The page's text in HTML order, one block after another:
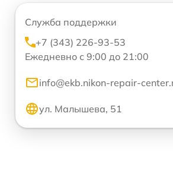
Служба поддержки
+7 (343) 226-93-53
Ежедневно с 9:00 до 21:00
info@ekb.nikon-repair-
ул. Малышева, 51